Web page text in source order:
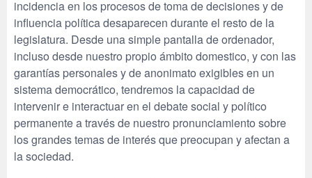
incidencia en los procesos de toma de decisiones y de
influencia política desaparecen durante el resto de la
legislatura. Desde una simple pantalla de ordenador,
incluso desde nuestro propio ámbito domestico, y con las
garantías personales y de anonimato exigibles en un
sistema democrático, tendremos la capacidad de
intervenir e interactuar en el debate social y político
permanente a través de nuestro pronunciamiento sobre
los grandes temas de interés que preocupan y afectan a
la sociedad.